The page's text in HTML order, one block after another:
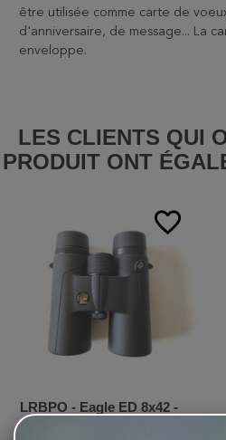
être utilisée comme carte de
d'anniversaire, de message... La
enveloppe.
LES CLIENTS QUI
PRODUIT ONT
favorite_border
LRBPO - Eagle ED 8x42 -